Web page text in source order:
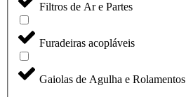
Filtros de Ar e Partes
Furadeiras acopláveis
Gaiolas de Agulha e Rolamentos